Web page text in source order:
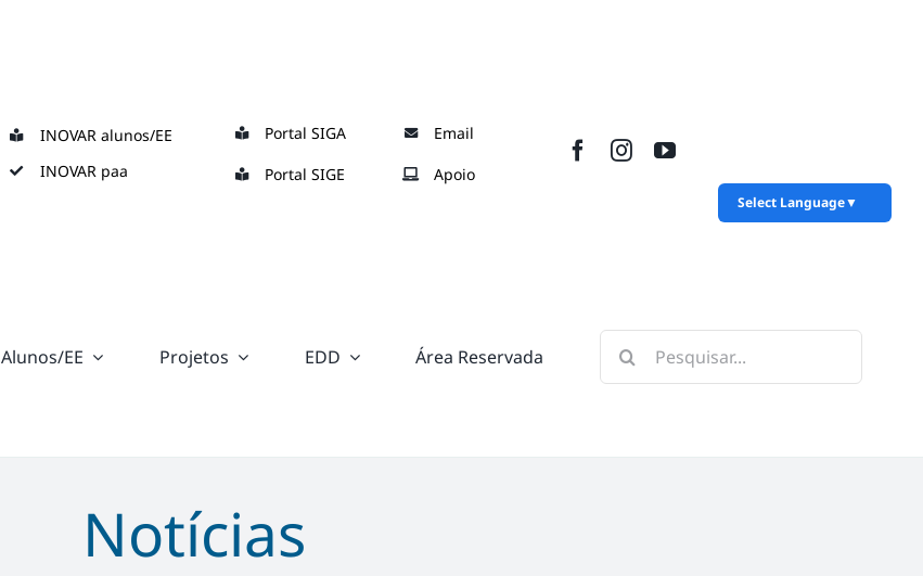
INOVAR alunos/EE
INOVAR paa
Portal SIGA
Portal SIGE
Email
Apoio
Select Language▼
Alunos/EE Projetos EDD Área Reservada Pesquisar
Notícias